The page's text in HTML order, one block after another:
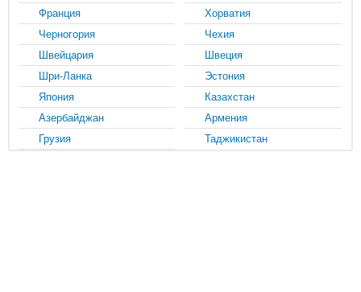
Франция
Хорватия
Черногория
Чехия
Швейцария
Швеция
Шри-Ланка
Эстония
Япония
Казахстан
Азербайджан
Армения
Грузия
Таджикистан